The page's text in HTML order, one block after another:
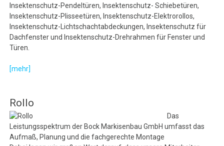
Insektenschutz-Pendeltüren, Insektenschutz- Schiebetüren,
Insektenschutz-Plisseetüren, Insektenschutz-Elektrorollos,
Insektenschutz-Lichtschachtabdeckungen, Insektenschutz für
Dachfenster und Insektenschutz-Drehrahmen für Fenster und
Türen.
[mehr]
Rollo
Das
Leistungsspektrum der Bock Markisenbau GmbH umfasst das
Aufmaß, Planung und die fachgerechte Montage